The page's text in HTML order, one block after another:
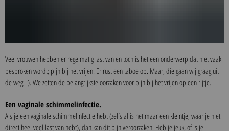
Veel vrouwen hebben er regelmatig last van en toch is het een onderwerp dat niet vaak
besproken wordt; pijn bij het vrijen. Er rust een taboe op. Maar, die gaan wij graag uit
de weg. :). We zetten de belangrijkste oorzaken voor pijn bij het vrijen op een rijtje.
Een vaginale schimmelinfectie.
Als je een vaginale schimmelinfectie hebt (zelfs al is het maar een kleintje, waar je niet
direct heel veel last van hebt), dan kan dit pijn veroorzaken. Heb je jeuk, of is je